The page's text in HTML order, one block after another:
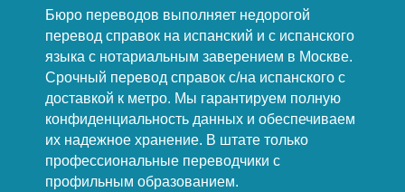
Бюро переводов выполняет недорогой
перевод справок на испанский и с испанского
языка с нотариальным заверением в Москве.
Срочный перевод справок с/на испанского с
доставкой к метро. Мы гарантируем полную
конфиденциальность данных и обеспечиваем
их надежное хранение. В штате только
профессиональные переводчики с
профильным образованием.